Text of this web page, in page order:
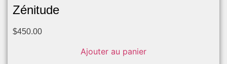
Zénitude
$450.00
Ajouter au panier